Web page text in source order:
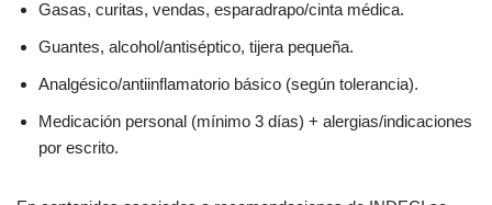
Gasas, curitas, vendas, esparadrapo/cinta médica.
Guantes, alcohol/antiséptico, tijera pequeña.
Analgésico/antiinflamatorio básico (según tolerancia).
Medicación personal (mínimo 3 días) + alergias/indicaciones
por escrito.